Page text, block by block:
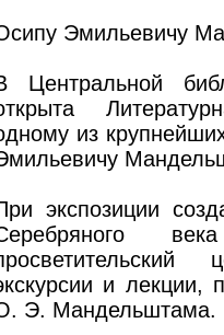
Эмильевичу
Центральной
из
экспозиции
и лекции,
Э. Мандельштама.